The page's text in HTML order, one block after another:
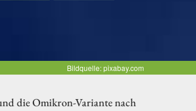
Bildquelle: pixabay.com
die Omikron-Variante nach